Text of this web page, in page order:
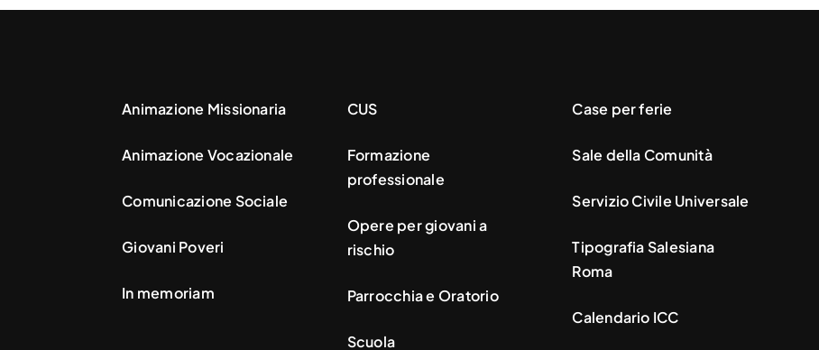
Animazione Missionaria
Animazione Vocazionale
Comunicazione Sociale
Giovani Poveri
In memoriam
CUS
Formazione
professionale
Opere per giovani a
rischio
Parrocchia e Oratorio
Scuola
Case per ferie
Sale della Comunità
Servizio Civile Universale
Tipografia Salesiana
Roma
Calendario ICC